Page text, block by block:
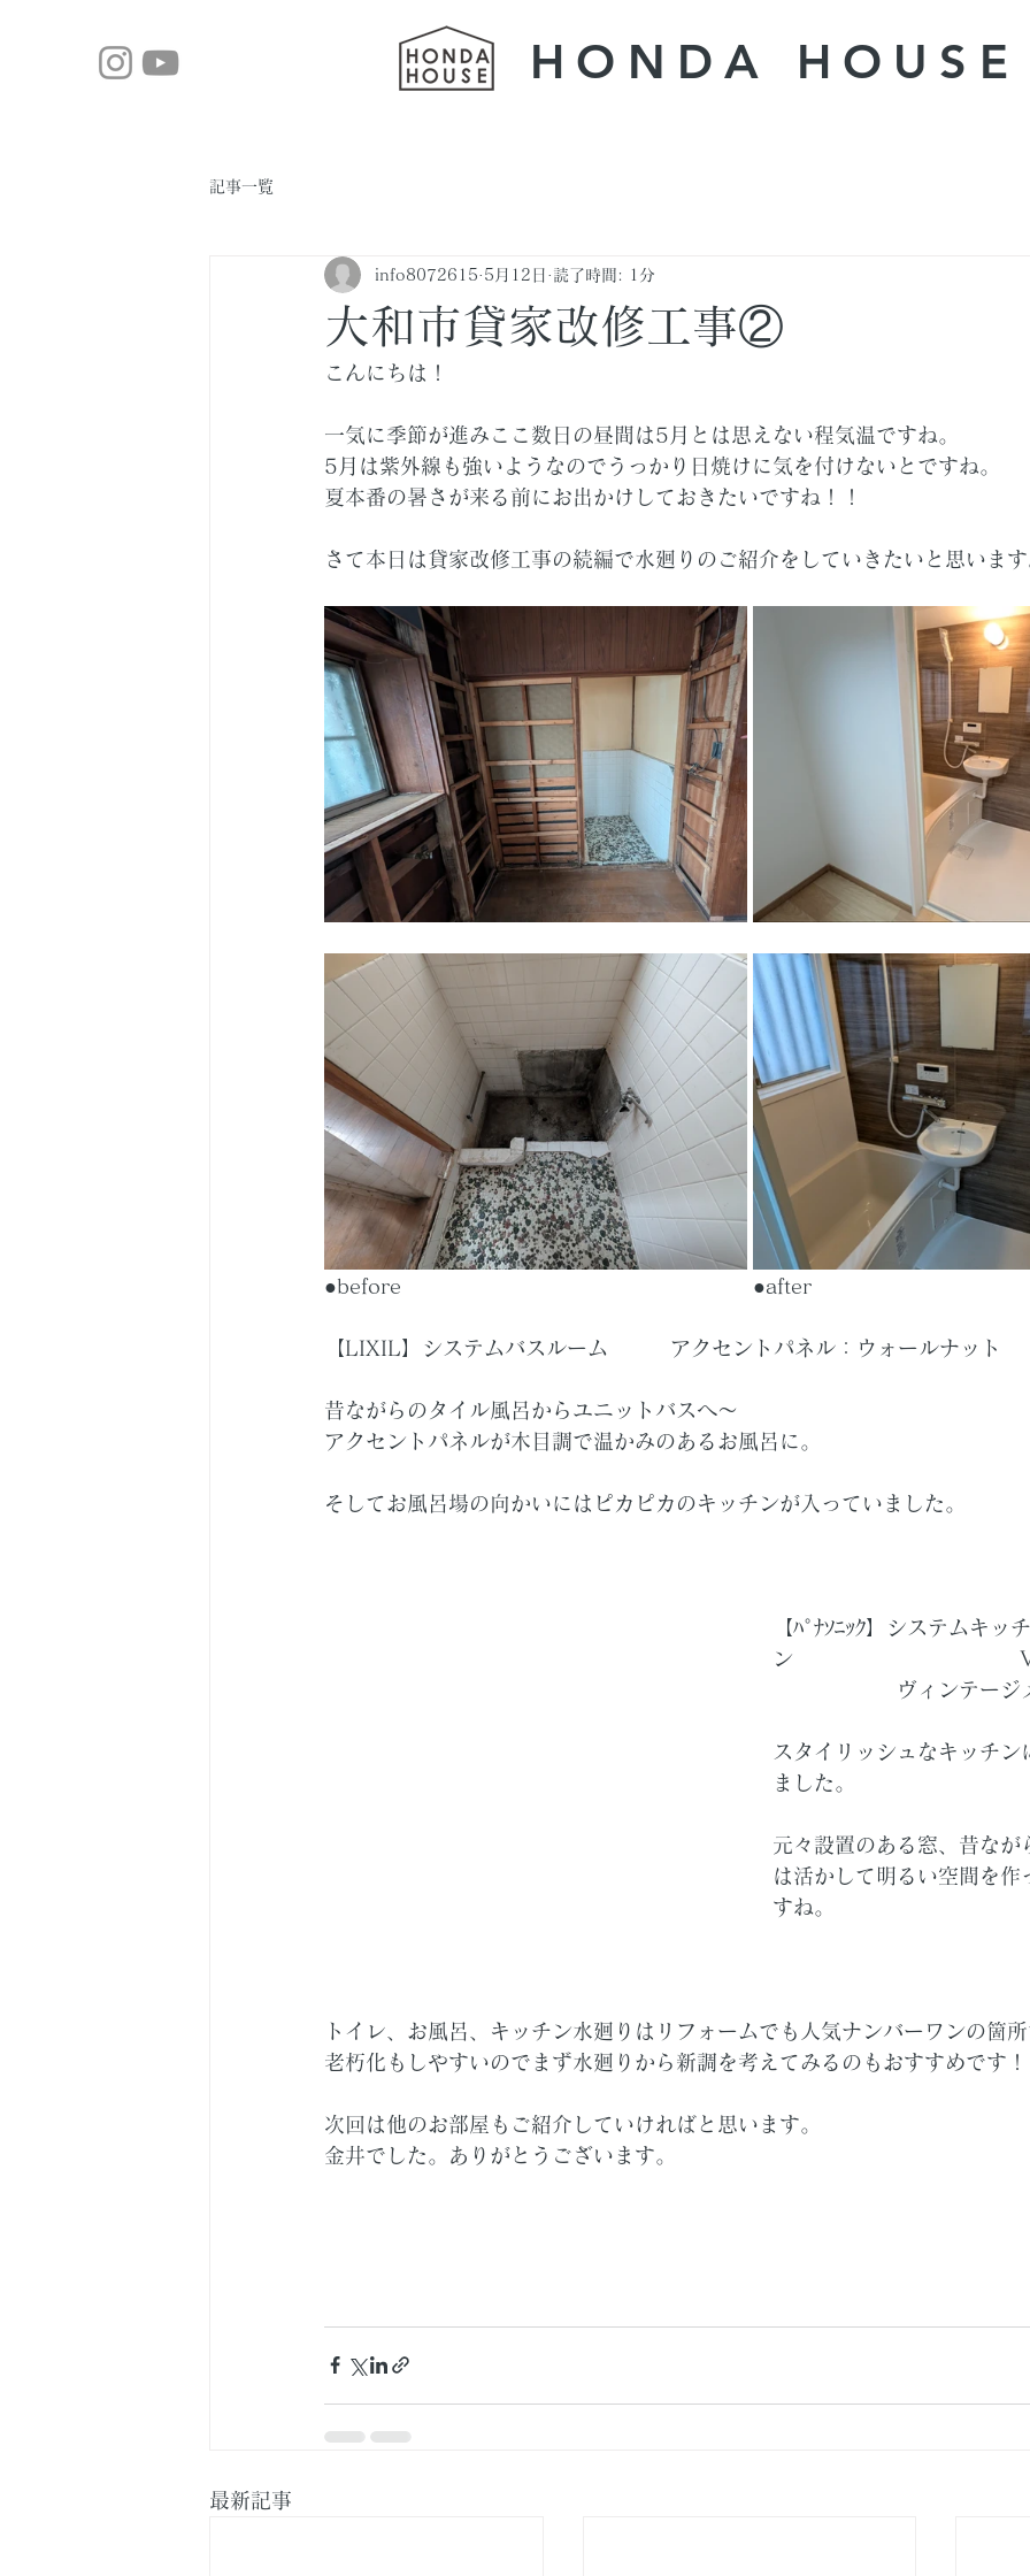
HONDA ​HOUSE
記事一覧
大和市貸家改修工事②
info8072615 5月12日 読了時間: 1分
こんにちは！
一気に季節が進みここ数日の昼間は5月とは思えない程気温ですね。
5月は紫外線も強いようなのでうっかり日焼けに気を付けないとですね。
夏本番の暑さが来る前にお出かけしておきたいですね！！
さて本日は貸家改修工事の続編で水廻りのご紹介をしていきたいと思いま
●before　　　　　　　　　　　　　　　　
【LIXIL】システムバスルーム　　　アクセントパネル：ウォールナット
昔ながらのタイル風呂からユニットバスへ～
アクセントパネルが木目調で温かみのあるお風呂に。
そしてお風呂場の向かいにはピカピカのキッチンが入っていました。
【ﾊﾟﾅｿﾆｯｸ】システムキッチ
ン　　　　　　　　　　
ヴィンテージメ
スタイリッシュなキッチン
ました。
元々設置のある窓、昔なが
は活かして明るい空間を作
すね。
トイレ、お風呂、キッチン水廻りはリフォームでも人気ナンバーワンの箇
老朽化もしやすいのでまず水廻りから新調を考えてみるのもおすすめです！
次回は他のお部屋もご紹介していければと思います。
金井でした。ありがとうございます。
最新記事